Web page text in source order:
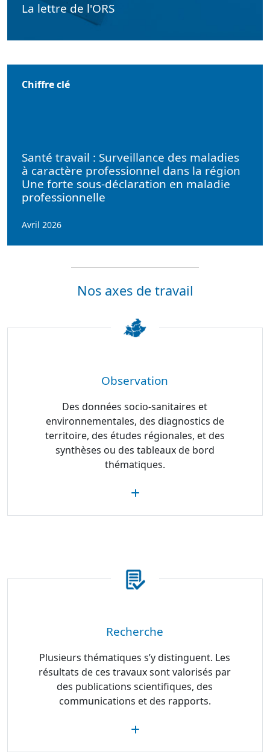
La lettre de l'ORS
Chiffre clé
Santé travail : Surveillance des maladies
à caractère professionnel dans la région
Une forte sous-déclaration en maladie
professionnelle
Avril 2026
Nos axes de travail
Observation
Des données socio-sanitaires et
environnementales, des diagnostics de
territoire, des études régionales, et des
synthèses ou des tableaux de bord
thématiques.
Recherche
Plusieurs thématiques s’y distinguent. Les
résultats de ces travaux sont valorisés par
des publications scientifiques, des
communications et des rapports.